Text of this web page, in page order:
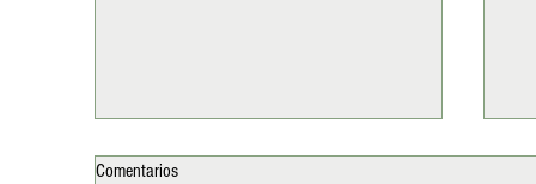
Comentarios